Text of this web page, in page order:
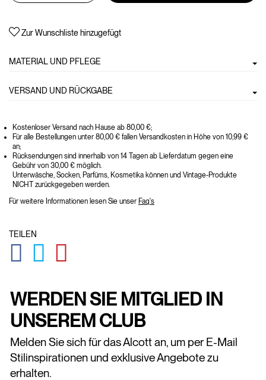
Zur Wunschliste hinzugefügt
MATERIAL UND PFLEGE
VERSAND UND RÜCKGABE
Kostenloser Versand nach Hause ab 80,00 €;
Für alle Bestellungen unter 80,00 € fallen Versandkosten in Höhe von 10,99 €
an;
Rücksendungen sind innerhalb von 14 Tagen ab Lieferdatum gegen eine
Gebühr von 30,00 € möglich.
Unterwäsche, Socken, Parfüms, Kosmetika können und Vintage-Produkte
NICHT zurückgegeben werden.
Für weitere Informationen lesen Sie unser Faq's
TEILEN
GLOBAL.SOCIALSHARE.FACEBOOK
GLOBAL.SOCIALSHARE.TWITTER
WERDEN SIE MITGLIED IN
UNSEREM CLUB
Melden Sie sich für das Alcott an, um per E-Mail
Stilinspirationen und exklusive Angebote zu
erhalten.